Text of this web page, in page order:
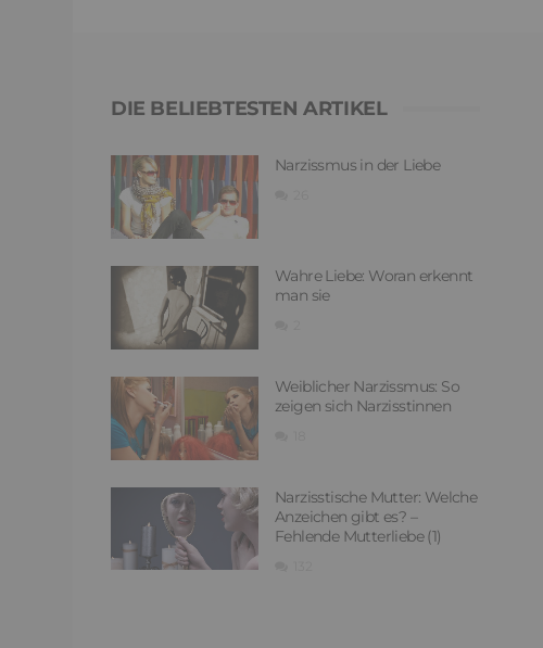
DIE BELIEBTESTEN ARTIKEL
Narzissmus in der Liebe
Wahre Liebe: Woran erkennt
man sie
Weiblicher Narzissmus: So
zeigen sich Narzisstinnen
Narzisstische Mutter: Welche
Anzeichen gibt es? –
Fehlende Mutterliebe (1)